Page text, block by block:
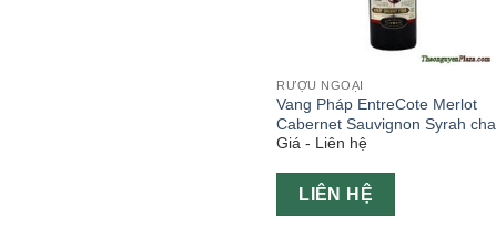
RƯỢU NGOẠI
Vang Pháp EntreCote Merlot
Cabernet Sauvignon Syrah chai
750ml
Giá - Liên hệ
LIÊN HỆ